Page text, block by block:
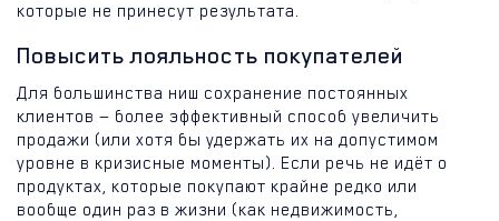
которые не принесут результата.
Повысить лояльность покупателей
Для большинства ниш сохранение постоянных
клиентов — более эффективный способ увеличить
продажи (или хотя бы удержать их на допустимом
уровне в кризисные моменты). Если речь не идёт о
продуктах, которые покупают крайне редко или
вообще один раз в жизни (как недвижимость,